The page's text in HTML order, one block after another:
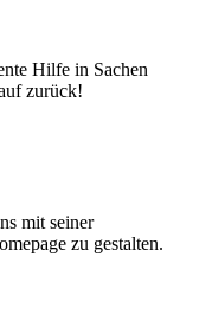
Hilfe in Sachen
zurück!
mit seiner
zu gestalten.